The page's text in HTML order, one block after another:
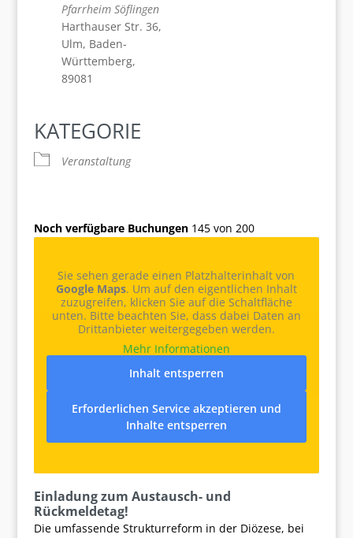
Pfarrheim Söflingen
Harthauser Str. 36,
Ulm, Baden-
Württemberg,
89081
KATEGORIE
Veranstaltung
Noch verfügbare Buchungen145 von 200
Sie sehen gerade einen Platzhalterinhalt von
Google Maps. Um auf den eigentlichen Inhalt
zuzugreifen, klicken Sie auf die Schaltfläche
unten. Bitte beachten Sie, dass dabei Daten an
Drittanbieter weitergegeben werden.
Mehr Informationen
Inhalt entsperren
Erforderlichen Service akzeptieren und
Inhalte entsperren
Einladung zum Austausch- und
Rückmeldetag!
Die umfassende Strukturreform in der Diözese, bei